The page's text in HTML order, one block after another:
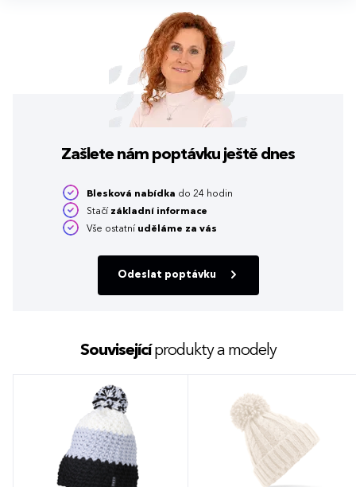
Zašlete nám poptávku ještě dnes
Blesková nabídka do 24 hodin
Stačí základní informace
Vše ostatní uděláme za vás
Odeslat poptávku
Souvisejícíprodukty a modely